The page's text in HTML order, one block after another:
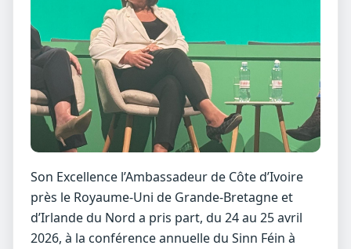
Son Excellence l’Ambassadeur de Côte d’Ivoire
près le Royaume-Uni de Grande-Bretagne et
d’Irlande du Nord a pris part, du 24 au 25 avril
2026, à la conférence annuelle du Sinn Féin à